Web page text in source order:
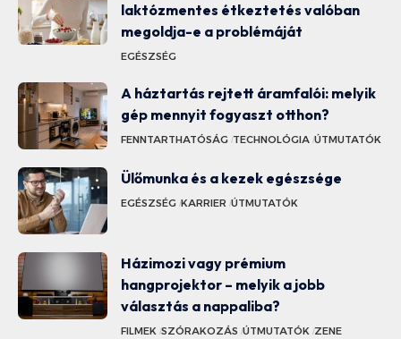
laktózmentes étkeztetés valóban
megoldja-e a problémáját
EGÉSZSÉG
A háztartás rejtett áramfalói: melyik
gép mennyit fogyaszt otthon?
FENNTARTHATÓSÁG TECHNOLÓGIA ÚTMUTATÓK
Ülőmunka és a kezek egészsége
EGÉSZSÉG KARRIER ÚTMUTATÓK
Házimozi vagy prémium
hangprojektor – melyik a jobb
választás a nappaliba?
FILMEK SZÓRAKOZÁS ÚTMUTATÓK ZENE